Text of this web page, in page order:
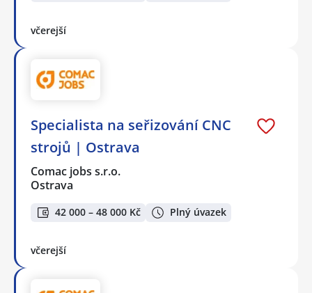
včerejší
Specialista na seřizování CNC
strojů | Ostrava
Comac jobs s.r.o.
Ostrava
42 000 – 48 000 Kč Plný úvazek
včerejší